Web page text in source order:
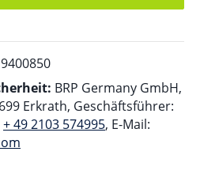
BRP Germany GmbH,
Erkrath, Geschäftsführer:
+ 49 2103 574995, E-Mail: